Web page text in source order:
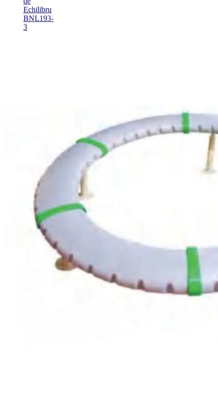
Echilibru
BNL193-
3